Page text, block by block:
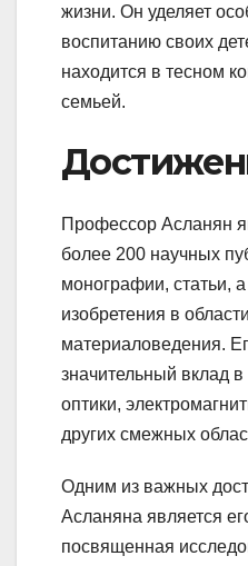
жизни. Он уделяет
воспитанию своих
находится в тесном
семьей.
Профессор Асланян
более 200 научных
монографии, статьи,
изобретения в
материаловедения.
значительный вклад
оптики,
других смежных
Одним из важных
Асланяна является
посвященная